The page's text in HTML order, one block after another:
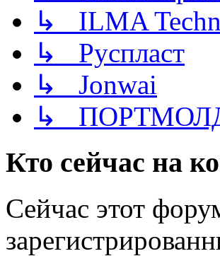
↳ ILMA
↳ Руспласт
↳ Jonwai
↳
Кто сейчас на
Сейчас этот